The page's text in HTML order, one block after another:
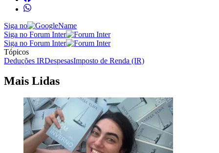
Siga no
Siga no Forum Inter
Siga no Forum Inter
Tópicos
Deduções IRDespesasImposto de Renda (IR)
Mais Lidas